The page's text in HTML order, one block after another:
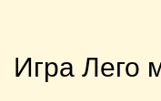
Игра Лего